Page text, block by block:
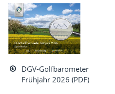
DGV-Golfbarometer
Frühjahr 2026 (PDF)